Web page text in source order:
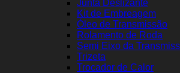
Junta Deslizante
Kit de Embreagem
Óleo de Transmissão
Rolamento de Roda
Semi Eixo da
Trizeta
Trocador de Calor